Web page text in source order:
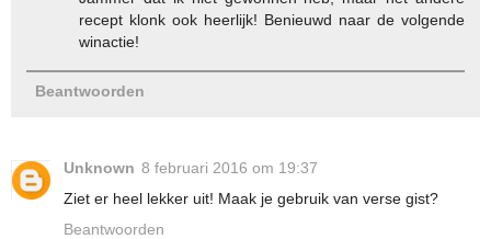
recept klonk ook heerlijk! Benieuwd naar de volgende
winactie!
Beantwoorden
Unknown 8 februari 2016 om 19:37
Ziet er heel lekker uit! Maak je gebruik van verse gist?
Beantwoorden